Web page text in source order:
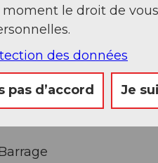
Sep Oct
le droit de
des données
pas d’accord Je